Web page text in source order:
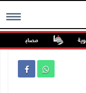
MENU
مصابون بنيران